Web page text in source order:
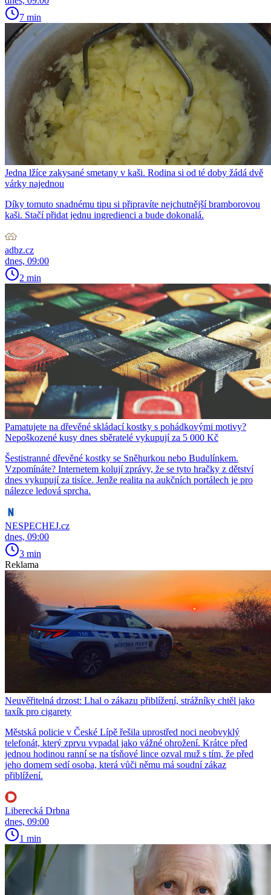
7 min
Jedna lžíce zakysané smetany v kaši. Rodina si od té doby žádá dvě
várky najednou
Díky tomuto snadnému tipu si připravíte nejchutnější bramborovou
kaši. Stačí přidat jednu ingredienci a bude dokonalá.
adbz.cz
dnes, 09:00
2 min
Pamatujete na dřevěné skládací kostky s pohádkovými motivy?
Nepoškozené kusy dnes sběratelé vykupují za 5 000 Kč
Šestistranné dřevěné kostky se Sněhurkou nebo Budulínkem.
Vzpomínáte? Internetem kolují zprávy, že se tyto hračky z dětství
dnes vykupují za tisíce. Jenže realita na aukčních portálech je pro
nálezce ledová sprcha.
NESPECHEJ.cz
dnes, 09:00
3 min
Reklama
Neuvěřitelná drzost: Lhal o zákazu přiblížení, strážníky chtěl jako
taxík pro cigarety
Městská policie v České Lípě řešila uprostřed noci neobvyklý
telefonát, který zprvu vypadal jako vážné ohrožení. Krátce před
jednou hodinou ranní se na tísňové lince ozval muž s tím, že před
jeho domem sedí osoba, která vůči němu má soudní zákaz
přiblížení.
Liberecká Drbna
dnes, 09:00
1 min